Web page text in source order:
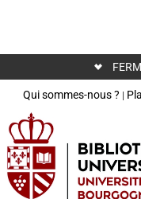
de
Pôle
documentation
de
l'Université
de
Qui sommes-nous ? |